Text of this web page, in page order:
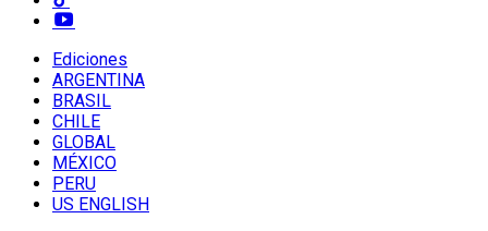
Ediciones
ARGENTINA
BRASIL
CHILE
GLOBAL
MÉXICO
PERU
US ENGLISH